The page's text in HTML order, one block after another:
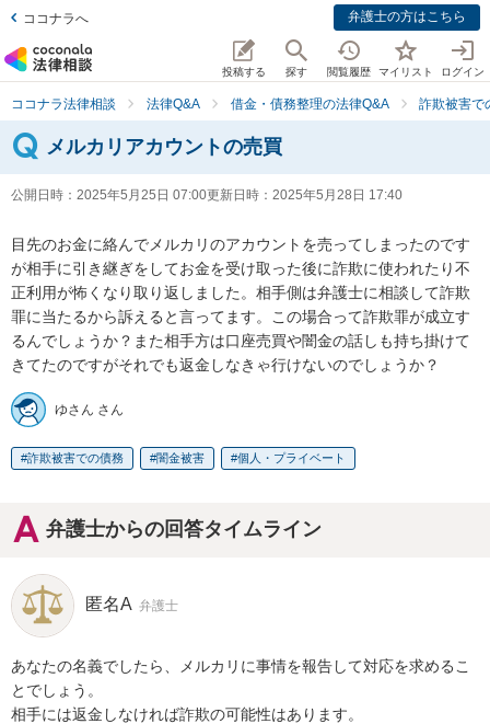
ココナラへ 弁護士の方はこちら
投稿する 探す 閲覧履歴 マイリスト ログイン
ココナラ法律相談 法律Q&A 借金・債務整理の法律Q&A 詐欺被害で
メルカリアカウントの売買
公開日時： 2025年5月25日 07:00更新日時： 2025年5月28日 17:40
目先のお金に絡んでメルカリのアカウントを売ってしまったのです
が相手に引き継ぎをしてお金を受け取った後に詐欺に使われたり不
正利用が怖くなり取り返しました。相手側は弁護士に相談して詐欺
罪に当たるから訴えると言ってます。この場合って詐欺罪が成立す
るんでしょうか？また相手方は口座売買や闇金の話しも持ち掛けて
きてたのですがそれでも返金しなきゃ行けないのでしょうか？
ゆさん さん
詐欺被害での債務 闇金被害 個人・プライベート
弁護士からの回答タイムライン
匿名A 弁護士
あなたの名義でしたら、メルカリに事情を報告して対応を求めるこ
とでしょう。
相手には返金しなければ詐欺の可能性はあります。